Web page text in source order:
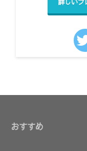
おすすめ